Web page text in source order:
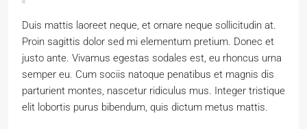
Duis mattis laoreet neque, et ornare neque sollicitudin at.
Proin sagittis dolor sed mi elementum pretium. Donec et
justo ante. Vivamus egestas sodales est, eu rhoncus urna
semper eu. Cum sociis natoque penatibus et magnis dis
parturient montes, nascetur ridiculus mus. Integer tristique
elit lobortis purus bibendum, quis dictum metus mattis.